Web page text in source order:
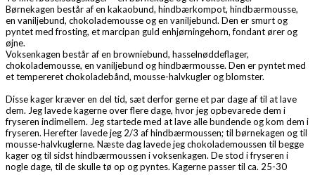
Børnekagen består af en kakaobund, hindbærkompot, hindbærmousse,
en vaniljebund, chokolademousse og en vaniljebund. Den er smurt og
pyntet med frosting, et marcipan guld enhjørningehorn, fondant ører og
øjne.
Voksenkagen består af en browniebund, hasselnøddeflager,
chokolademousse, en vaniljebund og hindbærmousse. Den er pyntet med
et tempereret chokoladebånd, mousse-halvkugler og blomster.
Disse kager kræver en del tid, sæt derfor gerne et par dage af til at lave
dem. Jeg lavede kagerne over flere dage, hvor jeg opbevarede dem i
fryseren indimellem. Jeg startede med at lave alle bundende og kom dem i
fryseren. Herefter lavede jeg 2/3 af hindbærmoussen; til børnekagen og til
mousse-halvkuglerne. Næste dag lavede jeg chokolademoussen til begge
kager og til sidst hindbærmoussen i voksenkagen. De stod i fryseren i
nogle dage, til de skulle tø op og pyntes. Kagerne passer til ca. 25-30